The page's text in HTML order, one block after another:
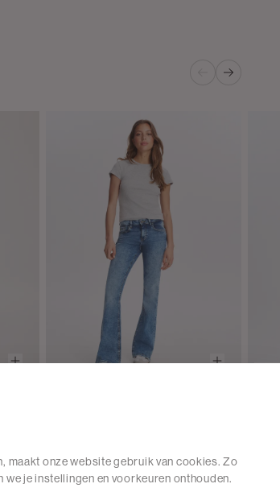
maakt onze website gebruik van cookies. Zo
je instellingen en voorkeuren onthouden.